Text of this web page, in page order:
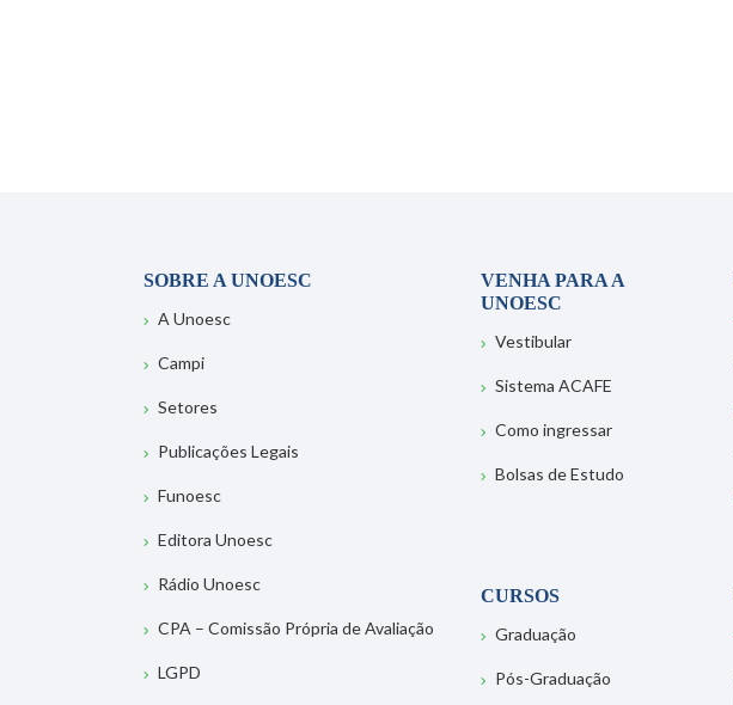
SOBRE A UNOESC
A Unoesc
Campi
Setores
Publicações Legais
Funoesc
Editora Unoesc
Rádio Unoesc
CPA – Comissão Própria de Avaliação
LGPD
VENHA PARA A
UNOESC
Vestibular
Sistema ACAFE
Como ingressar
Bolsas de Estudo
CURSOS
Graduação
Pós-Graduação